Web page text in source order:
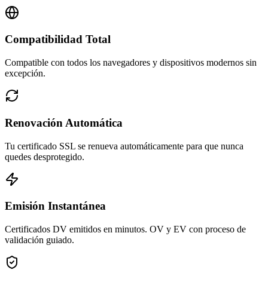
Compatibilidad Total
Compatible con todos los navegadores y dispositivos modernos sin
excepción.
Renovación Automática
Tu certificado SSL se renueva automáticamente para que nunca
quedes desprotegido.
Emisión Instantánea
Certificados DV emitidos en minutos. OV y EV con proceso de
validación guiado.